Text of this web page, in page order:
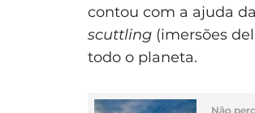
contou com a ajuda
scuttling (imersões
todo o planeta.
Não